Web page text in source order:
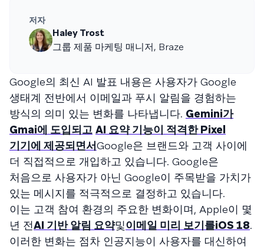
저자
Haley Trost
그룹 제품 마케팅 매니저, Braze
Google의 최신 AI 발표 내용은 사용자가 Google
생태계 전반에서 이메일과 푸시 알림을 경험하는
방식의 의미 있는 변화를 나타냅니다. Gemini가
Gmai에 도입되고 AI 요약 기능이 적격한 Pixel
기기에 제공되면서Google은 브랜드와 고객 사이에
더 직접적으로 개입하고 있습니다. Google은
처음으로 사용자가 아닌 Google이 주목받을 가치가
있는 메시지를 적극적으로 결정하고 있습니다.
이는 고객 참여 환경의 주요한 변화이며, Apple이 몇
년 전AI 기반 알림 요약및이메일 미리 보기를iOS 18.
이러한 변화는 점차 인공지능이 사용자를 대신하여